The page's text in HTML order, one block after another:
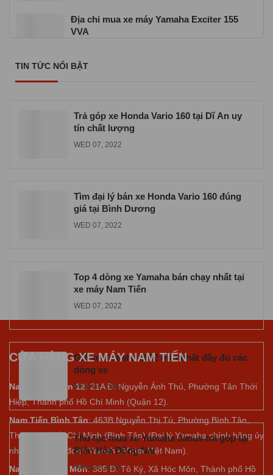
Địa chỉ mua xe máy Yamaha Exciter 155
VVA
TIN TỨC NỔI BẬT
Trả góp xe Honda Vario 160 tại Dĩ An uy
tín chất lượng
WED 07, 2022
Tìm đại lý bán xe Honda Vario 160 đúng
giá tại Bình Dương
WED 07, 2022
Top 4 dòng xe Yamaha bán chạy nhất tại
xe máy Nam Tiến
WED 07, 2022
Giá xe Yamaha 2022 mới nhất đầy đủ các
dòng xe
MON 07, 2022
Thủ tục mua xe Yamaha Janus trả góp tại
Biên Hòa Đồng Nai
MON 07, 2022
CỬA HÀNG XE MÁY NAM TIẾN
Nam Tiến Quận 12: 21A Đ. Nguyễn Ảnh Thủ, Phường Tân Thới
Hiệp, Thành phố Hồ Chí Minh (Quận 12).
Nam Tiến Bình Tân: 463B Nguyễn Thị Tú, Phường Bình Tân,
Thành phố Hồ Chí Minh (Bình Tân) (Đại lý Yamaha chính hãng ủy
nhiệm của tập đoàn Yamaha Motor Việt Nam).
Nam Tiến Hóc Môn: 385 Đ. Tô Ký, Xã Hóc Môn, Thành phố Hồ